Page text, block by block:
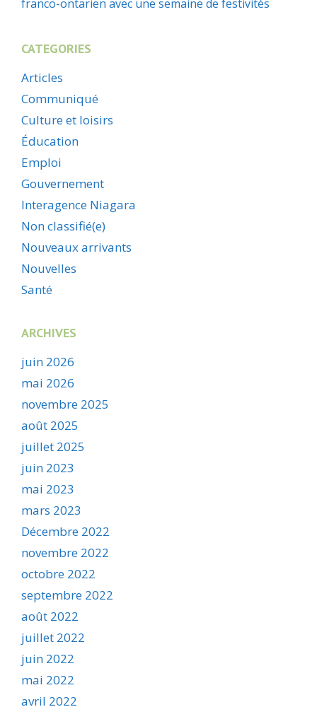
franco-ontarien avec une semaine de festivités
CATEGORIES
Articles
Communiqué
Culture et loisirs
Éducation
Emploi
Gouvernement
Interagence Niagara
Non classifié(e)
Nouveaux arrivants
Nouvelles
Santé
ARCHIVES
juin 2026
mai 2026
novembre 2025
août 2025
juillet 2025
juin 2023
mai 2023
mars 2023
Décembre 2022
novembre 2022
octobre 2022
septembre 2022
août 2022
juillet 2022
juin 2022
mai 2022
avril 2022